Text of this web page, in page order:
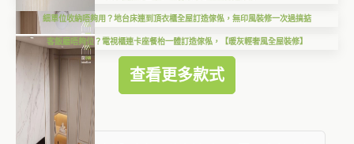
細單位收納唔夠用？地台床連到頂衣櫃全屋訂造傢俬，無印風裝修一次過搞掂
客飯廳唔夠位？電視櫃連卡座餐枱一體訂造傢俬，【暖灰輕奢風全屋裝修】
查看更多款式